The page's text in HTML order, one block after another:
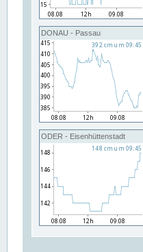
DONAU - Passau
ODER - Eisenhüttenstadt